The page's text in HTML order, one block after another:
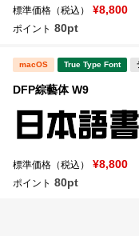
標準価格（税込） ¥8,800
ポイント 80pt
macOS True Type Font
DFP綜藝体 W9
標準価格（税込） ¥8,800
ポイント 80pt